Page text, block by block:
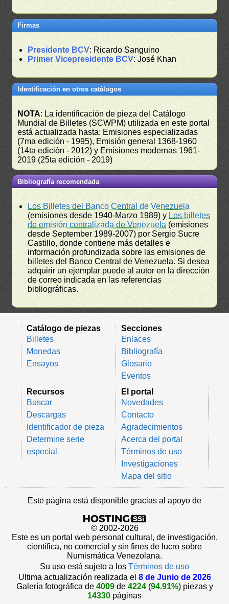
Firmas
Presidente BCV: Ricardo Sanguino
Primer Vicepresidente BCV: José Khan
Identificación en otros catálogos
NOTA: La identificación de pieza del Catálogo
Mundial de Billetes (SCWPM) utilizada en este portal
está actualizada hasta: Emisiones especializadas
(7ma edición - 1995), Emisión general 1368-1960
(14ta edición - 2012) y Emisiones modernas 1961-
2019 (25ta edición - 2019)
Bibliografía recomendada
Los Billetes del Banco Central de Venezuela
(emisiones desde 1940-Marzo 1989) y Los billetes
de emisión centralizada de Venezuela (emisiones
desde September 1989-2007) por Sergio Sucre
Castillo, donde contiene más detalles e
información profundizada sobre las emisiones de
billetes del Banco Central de Venezuela. Si desea
adquirir un ejemplar puede al autor en la dirección
de correo indicada en las referencias
bibliográficas.
Catálogo de piezas
Billetes
Monedas
Ensayos
Secciones
Enlaces
Bibliografía
Glosario
Eventos
Recursos
Buscar
Descargas
Identificador de pieza
Determine serie
especial
El portal
Novedades
Contacto
Agradecimientos
Acerca del portal
Términos de uso
Investigaciones
Mapa del sitio
Este página está disponible gracias al apoyo de
© 2002-2026
Este es un portal web personal cultural, de investigación,
científica, no comercial y sin fines de lucro sobre
Numismática Venezolana.
Su uso está sujeto a los Términos de uso
Ultima actualización realizada el 8 de Junio de 2026
Galería fotográfica de 4009de 4224(94.91%) piezas y
14330 páginas